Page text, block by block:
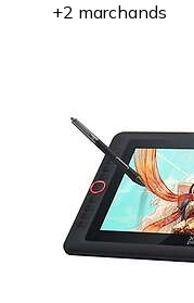
+2 marchands